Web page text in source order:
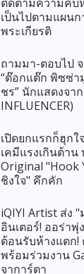
ติดตามความคืบ
เป็นไปตามแผน
พระเกียรติ
ถามมา-ตอบไป
“ต๊อกแต๊ก พิซซ่า
ชร” นักแสดงจา
INFLUENCER)
เปิดยกแรกก็ฮุก
เคมีแรงเกินต้าน
Original "Hook
ชิงใจ" คึกคัก
iQIYI Artist ส่ง
อินเตอร์! ออร่า
ต้อนรับห้างแตก!
พร้อมร่วมงาน
จาการ์ตา